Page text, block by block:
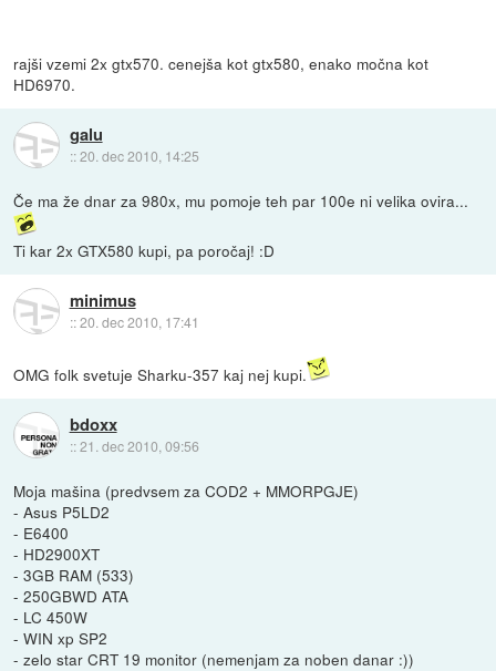
rajši vzemi 2x gtx570. cenejša kot gtx580, enako močna kot
HD6970.
galu
::20. dec 2010, 14:25
Če ma že dnar za 980x, mu pomoje teh par 100e ni velika ovira...
Ti kar 2x GTX580 kupi, pa poročaj! :D
minimus
::20. dec 2010, 17:41
OMG folk svetuje Sharku-357 kaj nej kupi.
bdoxx
::21. dec 2010, 09:56
Moja mašina (predvsem za COD2 + MMORPGJE)
- Asus P5LD2
- E6400
- HD2900XT
- 3GB RAM (533)
- 250GBWD ATA
- LC 450W
- WIN xp SP2
- zelo star CRT 19 monitor (nemenjam za noben danar :))